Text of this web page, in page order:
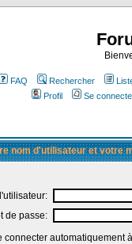
FAQ Rechercher
Profil
Se
nom d'utilisateur et votre
de passe:
connecter automatiquement